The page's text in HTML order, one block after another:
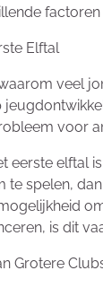
Elftal
veel
voor
eerste elftal
te spelen,
is dit
Grotere